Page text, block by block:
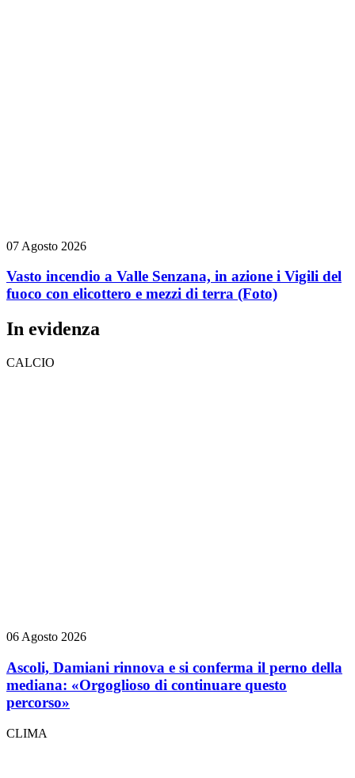
07 Agosto 2026
Vasto incendio a Valle Senzana, in azione i Vigili del
fuoco con elicottero e mezzi di terra (Foto)
In evidenza
CALCIO
06 Agosto 2026
Ascoli, Damiani rinnova e si conferma il perno della
mediana: «Orgoglioso di continuare questo
percorso»
CLIMA